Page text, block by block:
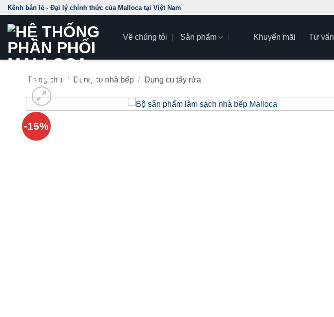
Skip
content
Kênh bán lẻ - Đại lý chính thức của Malloca tại Việt Nam
Về chúng tôi Sản phẩm Khuyến mãi Tư vấn
Trang chủ / Dụng cụ nhà bếp / Dụng cụ tẩy rửa
-15%